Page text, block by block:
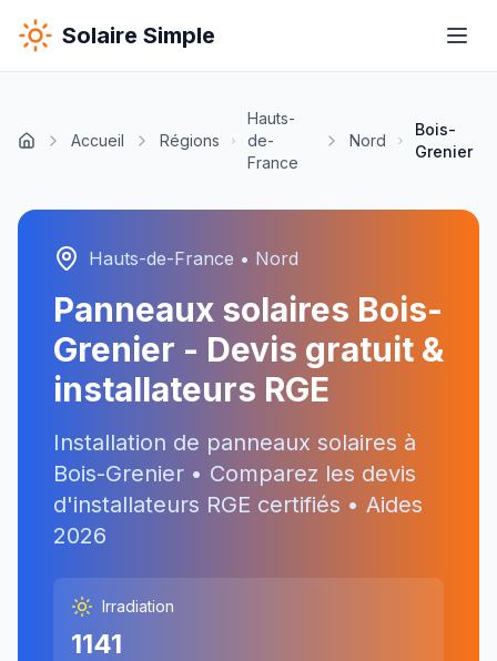
Solaire Simple
Accueil Régions
Hauts-
de-
France
Nord
Bois-
Grenier
Hauts-de-France • Nord
Panneaux solaires Bois-
Grenier - Devis gratuit &
installateurs RGE
Installation de panneaux solaires à
Bois-Grenier • Comparez les devis
d'installateurs RGE certifiés • Aides
2026
Irradiation
1141